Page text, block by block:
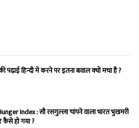
पढ़ाई हिन्‍दी में करने पर इतना बवाल क्‍यों मचा है ?
Index : सौ रसगुल्‍ला चांपने वाला भारत भुखमरी
कैसे हो गया ?